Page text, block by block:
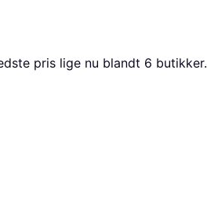
pris lige nu blandt 6 butikker.